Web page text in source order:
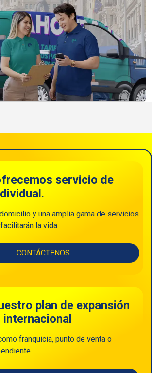
servicio de
y una amplia gama de servicios
la vida.
CONTÁCTENOS
plan de expansión
franquicia, punto de venta o